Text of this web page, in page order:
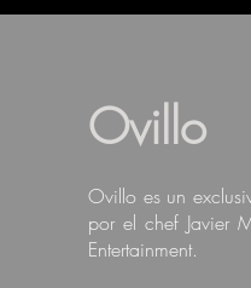
Ovillo
Ovillo es un
por el chef Javier
Entertainment.